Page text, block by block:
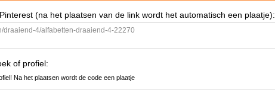
(na het plaatsen van de link wordt het automatisch een plaatje):
of profiel:
Na het plaatsen wordt de code een plaatje